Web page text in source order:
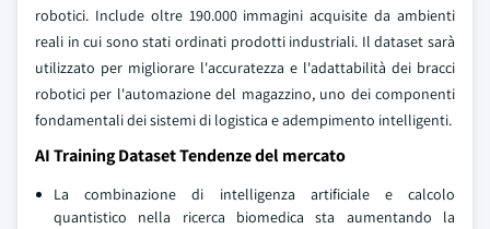
robotici. Include oltre 190.000 immagini acquisite da ambienti
reali in cui sono stati ordinati prodotti industriali. Il dataset sarà
utilizzato per migliorare l'accuratezza e l'adattabilità dei bracci
robotici per l'automazione del magazzino, uno dei componenti
fondamentali dei sistemi di logistica e adempimento intelligenti.
AI Training Dataset Tendenze del mercato
La combinazione di intelligenza artificiale e calcolo
quantistico nella ricerca biomedica sta aumentando la